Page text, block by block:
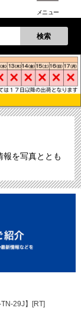
メニュー
検索
を写真ととも
29J】[RT]